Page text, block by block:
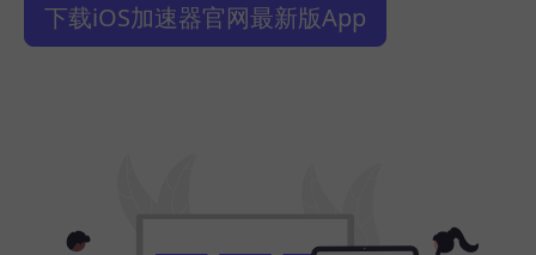
下载iOS加速器官网最新版App